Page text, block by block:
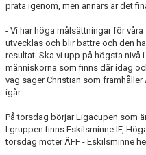
prata igenom, men annars är det
- Vi har höga målsättningar för
utvecklas och blir bättre och den
resultat. Ska vi upp på högsta nivå
människorna som finns där idag
väg säger Christian som
igår.
På torsdag börjar Ligacupen som
I gruppen finns Eskilsminne IF,
torsdag möter ÄFF - Eskilsminne